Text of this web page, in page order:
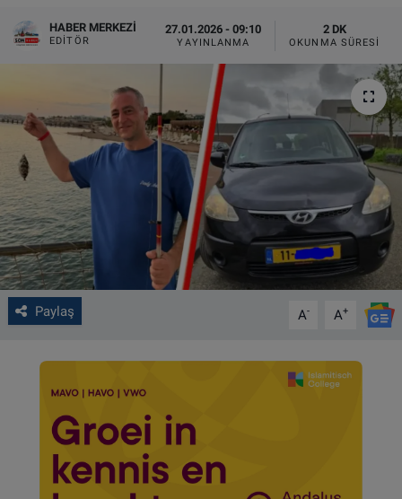
HABER MERKEZI
EDITÖR
27.01.2026 - 09:10
YAYINLANMA
2 DK
OKUNMA SÜRESI
Paylaş A- A+
BİLİM-TEKNOLOJİ
SAĞLIK
FOTO GALERİ
VIDEO GALERİ
ALGEMENE VOORWAARDEN
CONTACT
Çerez Politikası
Haber Arşivi